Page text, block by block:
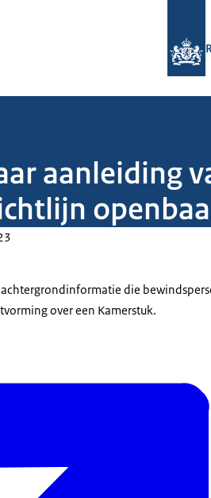
aanleiding
die
over een Kamerstuk.